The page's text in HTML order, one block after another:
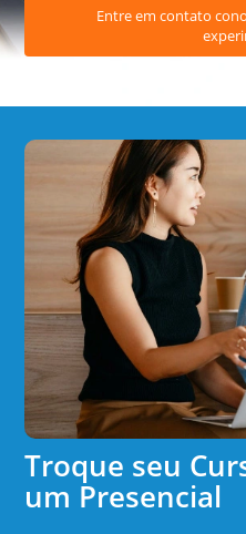
Entre em contato
Troque seu
um Presencial